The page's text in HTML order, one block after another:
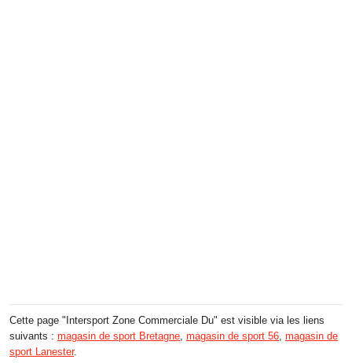
Cette page "Intersport Zone Commerciale Du" est visible via les liens
suivants : magasin de sport Bretagne, magasin de sport 56, magasin de
sport Lanester.